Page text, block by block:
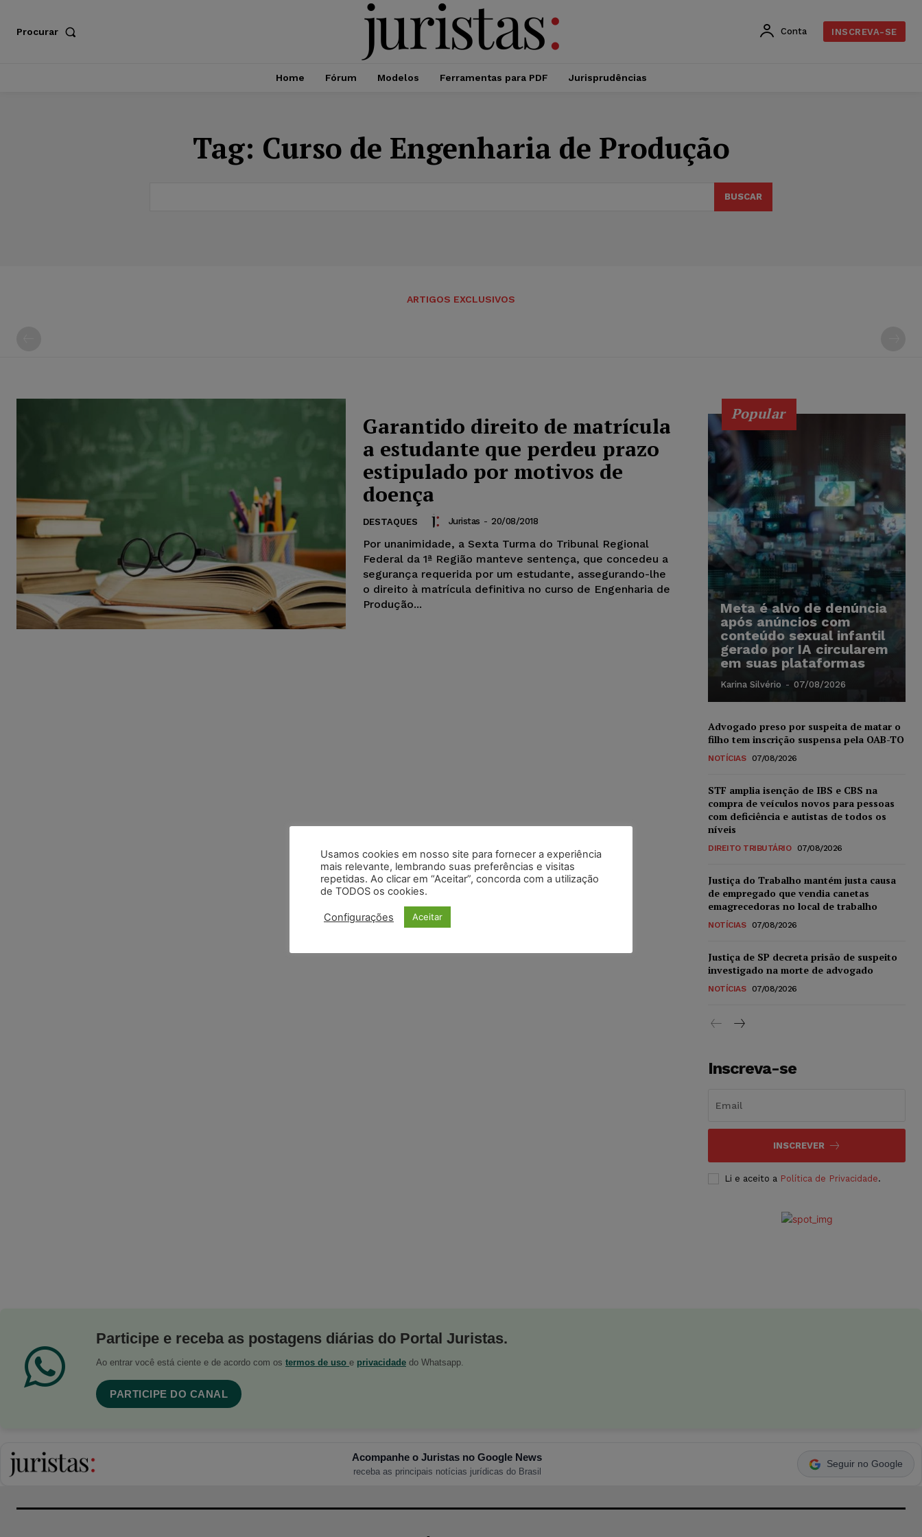
Procurar Conta INSCREVA-SE
Home Fórum Modelos Ferramentas para PDF Jurisprudências
Tag: Curso de Engenharia de Produção
BUSCAR
ARTIGOS EXCLUSIVOS
Garantido direito de matrícula
a estudante que perdeu prazo
estipulado por motivos de
doença
DESTAQUES Juristas - 20/08/2018
Por unanimidade, a Sexta Turma do Tribunal Regional
Federal da 1ª Região manteve sentença, que concedeu a
segurança requerida por um estudante, assegurando-lhe
o direito à matrícula definitiva no curso de Engenharia de
Produção...
Popular
Meta é alvo de denúncia
após anúncios com
conteúdo sexual infantil
gerado por IA circularem
em suas plataformas
Karina Silvério - 07/08/2026
Advogado preso por suspeita de matar o
filho tem inscrição suspensa pela OAB-TO
NOTÍCIAS 07/08/2026
STF amplia isenção de IBS e CBS na
compra de veículos novos para pessoas
com deficiência e autistas de todos os
níveis
DIREITO TRIBUTÁRIO 07/08/2026
Justiça do Trabalho mantém justa causa
de empregado que vendia canetas
emagrecedoras no local de trabalho
NOTÍCIAS 07/08/2026
Justiça de SP decreta prisão de suspeito
investigado na morte de advogado
NOTÍCIAS 07/08/2026
Inscreva-se
INSCREVER
Li e aceito a Política de Privacidade.
Participe e receba as postagens diárias do Portal Juristas.
Ao entrar você está ciente e de acordo com os termos de uso e privacidade do Whatsapp.
PARTICIPE DO CANAL
Acompanhe o Juristas no Google News
receba as principais notícias jurídicas do Brasil
Seguir no Google
Usamos cookies em nosso site para fornecer a experiência
mais relevante, lembrando suas preferências e visitas
repetidas. Ao clicar em “Aceitar”, concorda com a utilização
de TODOS os cookies.
Configurações Aceitar